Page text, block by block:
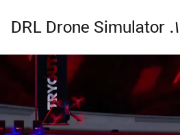
۱. DRL Drone Simulator